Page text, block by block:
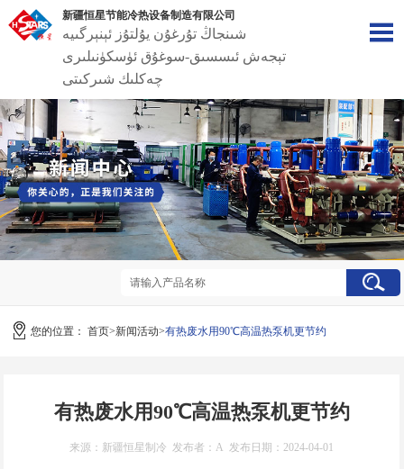
新疆恒星节能冷热设备制造有限公司
شىنجاڭ تۇرغۇن يۇلتۇز ئېنېرگىيە
تېجەش ئىسسىق-سوغۇق ئۈسكۈنىلىرى
چەكلىك شىركىتى
您的位置： 首页>新闻活动>有热废水用90℃高温热泵机更节约
有热废水用90℃高温热泵机更节约
来源：新疆恒星制冷 发布者：A 发布日期：2024-04-01